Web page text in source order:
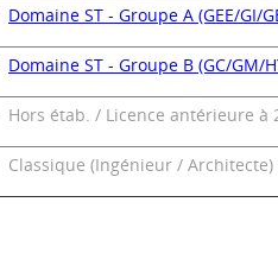
Domaine ST - Groupe A (GEE/GI/
Domaine ST - Groupe B (GC/GM/
Hors étab. / Licence antérieure
Classique (Ingénieur /